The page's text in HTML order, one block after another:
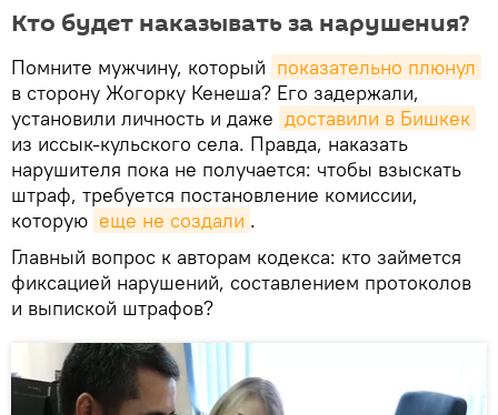
Кто будет наказывать за нарушения?
Помните мужчину, который показательно плюнул
в сторону Жогорку Кенеша? Его задержали,
установили личность и даже доставили в Бишкек
из иссык-кульского села. Правда, наказать
нарушителя пока не получается: чтобы взыскать
штраф, требуется постановление комиссии,
которую еще не создали .
Главный вопрос к авторам кодекса: кто займется
фиксацией нарушений, составлением протоколов
и выпиской штрафов?